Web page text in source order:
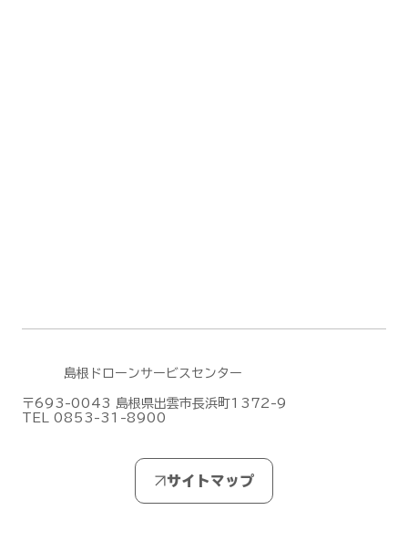
島根ドローンサービスセンター
〒693-0043 島根県出雲市長浜町1372-9
TEL 0853-31-8900